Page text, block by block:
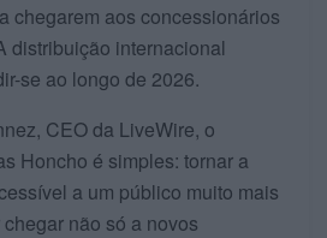
chegarem aos concessionários
distribuição internacional
se ao longo de 2026.
CEO da LiveWire, o
Honcho é simples: tornar a
a um público muito mais
não só a novos